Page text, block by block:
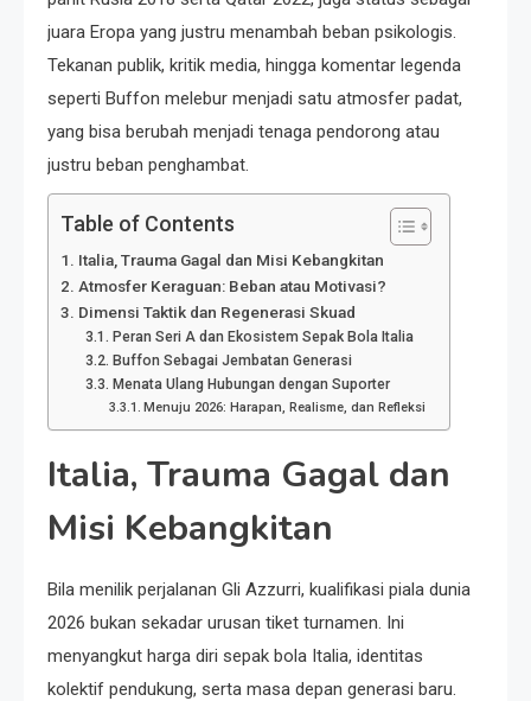
juara Eropa yang justru menambah beban psikologis.
Tekanan publik, kritik media, hingga komentar legenda
seperti Buffon melebur menjadi satu atmosfer padat,
yang bisa berubah menjadi tenaga pendorong atau
justru beban penghambat.
Table of Contents
Italia, Trauma Gagal dan Misi Kebangkitan
Atmosfer Keraguan: Beban atau Motivasi?
Dimensi Taktik dan Regenerasi Skuad
Peran Seri A dan Ekosistem Sepak Bola Italia
Buffon Sebagai Jembatan Generasi
Menata Ulang Hubungan dengan Suporter
Menuju 2026: Harapan, Realisme, dan Refleksi
Italia, Trauma Gagal dan
Misi Kebangkitan
Bila menilik perjalanan Gli Azzurri, kualifikasi piala dunia
2026 bukan sekadar urusan tiket turnamen. Ini
menyangkut harga diri sepak bola Italia, identitas
kolektif pendukung, serta masa depan generasi baru.